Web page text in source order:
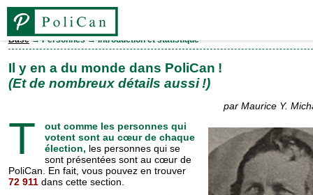
Personnes
Législatures
Base→ Personnes → Introduction et statistique
Il y en a du monde dans PoliCan !
(Et de nombreux détails aussi !)
par Maurice Y.
T
out comme les personnes qui
votent sont au cœur de chaque
élection, les personnes qui se
sont présentées sont au cœur de
PoliCan. En fait, vous pouvez en trouver
72 911 dans cette section.